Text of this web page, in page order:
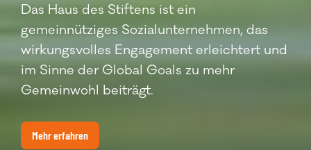
Das Haus des Stiftens ist ein
gemeinnütziges Sozialunternehmen, das
wirkungsvolles Engagement erleichtert und
im Sinne der Global Goals zu mehr
Gemeinwohl beiträgt.
Mehr erfahren